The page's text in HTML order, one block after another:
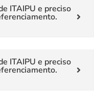
ITAIPU e preciso
ITAIPU e preciso